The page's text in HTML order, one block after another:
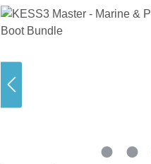
Bildergalerie überspringen